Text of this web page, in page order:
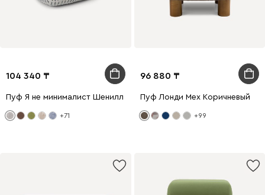
104 340
Пуф Я не минималист Шенилл Серый
+71
96 880
Пуф Лонди Мех Коричневый
+99